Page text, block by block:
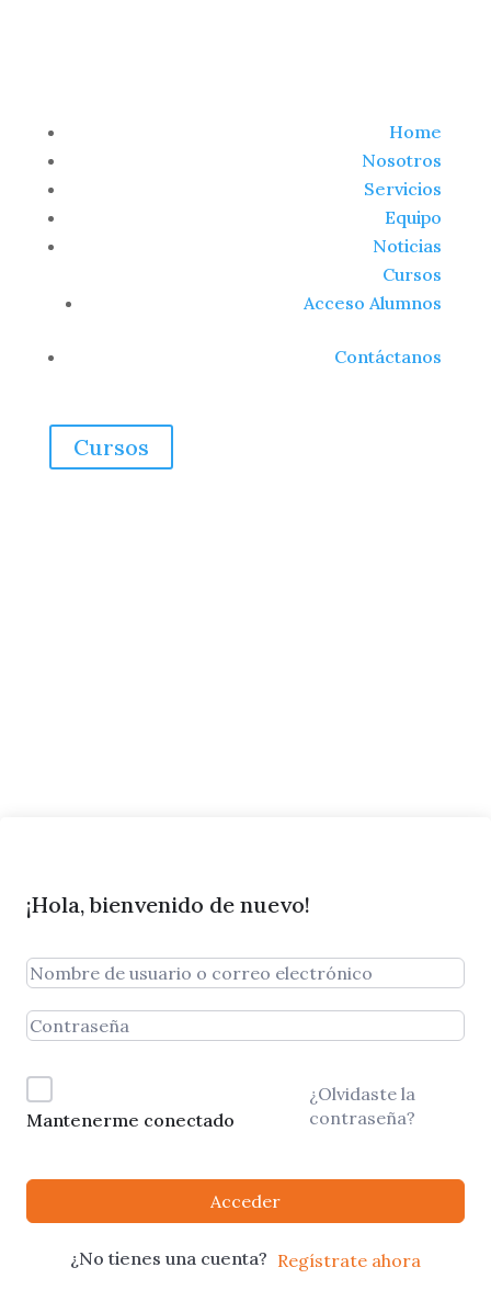
Home
Nosotros
Servicios
Equipo
Noticias
Cursos
Acceso Alumnos
Contáctanos
Cursos
¡Hola, bienvenido de nuevo!
Mantenerme conectado
¿Olvidaste la
contraseña?
Acceder
¿No tienes una cuenta? Regístrate ahora